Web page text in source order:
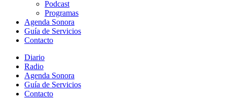
Podcast
Programas
Agenda Sonora
Guía de Servicios
Contacto
Diario
Radio
Agenda Sonora
Guía de Servicios
Contacto